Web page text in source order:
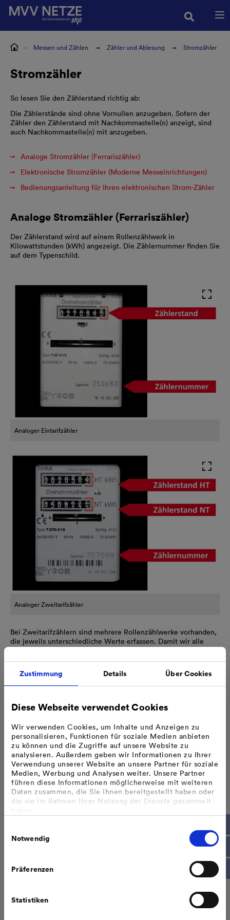
Zustimmung Details Über Cookies
Diese Webseite verwendet Cookies
Wir verwenden Cookies, um Inhalte und Anzeigen zu
personalisieren, Funktionen für soziale Medien anbieten
zu können und die Zugriffe auf unsere Website zu
analysieren. Außerdem geben wir Informationen zu Ihrer
Verwendung unserer Website an unsere Partner für soziale
Medien, Werbung und Analysen weiter. Unsere Partner
führen diese Informationen möglicherweise mit weiteren
Daten zusammen, die Sie ihnen bereitgestellt haben oder
die sie im Rahmen Ihrer Nutzung der Dienste gesammelt
Bzgl. einer Datenweitergabe außerhalb der EU oder eines
sicheren Drittlands weisen wir darauf hin, dass Sie nur
erfolgt, wenn Sie uns dazu Ihre Einwilligung erteilt haben
und dass die Verarbeitung der Daten im Einklang mit den
Gerichtshofes vom 16.07.2020 (Fall C-311/18), sogenanntes
Schrems II Urteil steht.
Notwendig
Präferenzen
Statistiken
Zur Hauptnavigation springen
Zur Servicelasche springen
Zum Hauptinhalt springen
Zur Footernavigation springen
Messen und Zählen Zähler und Ablesung Stromzähler
Stromzähler
So lesen Sie den Zählerstand richtig ab:
Die Zählerstände sind ohne Vornullen anzugeben. Sofern der
Zähler den Zählerstand mit Nachkommastelle(n) anzeigt, sind
auch Nachkommastelle(n) mit anzugeben.
Analoge Stromzähler (Ferrariszähler)
Elektronische Stromzähler (Moderne Messeinrichtungen)
Bedienungsanleitung für Ihren elektronischen Strom-Zähler
Analoge Stromzähler (Ferrariszähler)
Der Zählerstand wird auf einem Rollenzählwerk in
Kilowattstunden (kWh) angezeigt. Die Zählernummer finden Sie
auf dem Typenschild.
Analoger Eintarifzähler
Analoger Zweitarifzähler
Bei Zweitarifzählern sind mehrere Rollenzählwerke vorhanden,
die jeweils unterschiedliche Werte erfassen. Damit wir alle
Informationen vollständig erhalten, ist es wichtig, dass Sie alle
Zählwerke ablesen. Diese Zählertypen erfassen mehrere Tarife,
wie beispielsweise den Hochtarif (HT) und den Niedrigtarif (NT)
Elektronische Stromzähler (Moderne
Der Zählerstand wird auf dem Display in Kilowattstunden (kWh)
angezeigt. Die Zählernummer befindet sich unter dem Barcode.
Elektronische Stromzähler verschiedener Hersteller
Wenn der elektronische Zähler mit einer Tarifumschaltung
versehen ist (z.B. bei einer Wärmepumpe) oder zusätzlich die
Photovoltaikanlagen), dann werden die relevanten Zählerstände
untereinander oder im Wechsel auf dem Display angezeigt